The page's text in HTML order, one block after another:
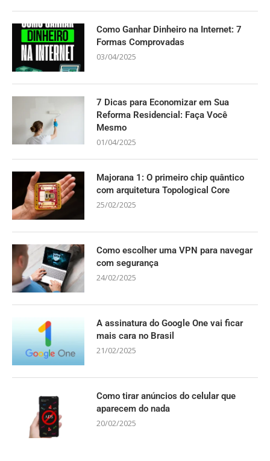
Como Ganhar Dinheiro na Internet: 7
Formas Comprovadas
03/04/2025
7 Dicas para Economizar em Sua
Reforma Residencial: Faça Você
Mesmo
01/04/2025
Majorana 1: O primeiro chip quântico
com arquitetura Topological Core
25/02/2025
Como escolher uma VPN para navegar
com segurança
24/02/2025
A assinatura do Google One vai ficar
mais cara no Brasil
21/02/2025
Como tirar anúncios do celular que
aparecem do nada
20/02/2025